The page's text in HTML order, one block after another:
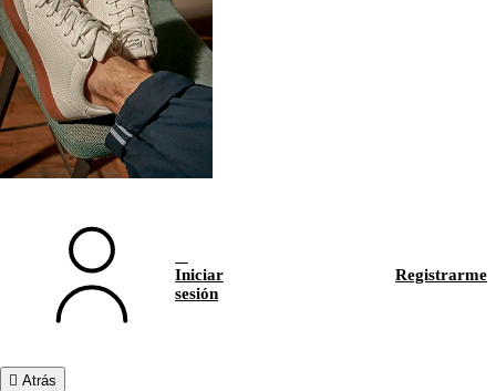
Iniciar
sesión
Registrarme
Atrás